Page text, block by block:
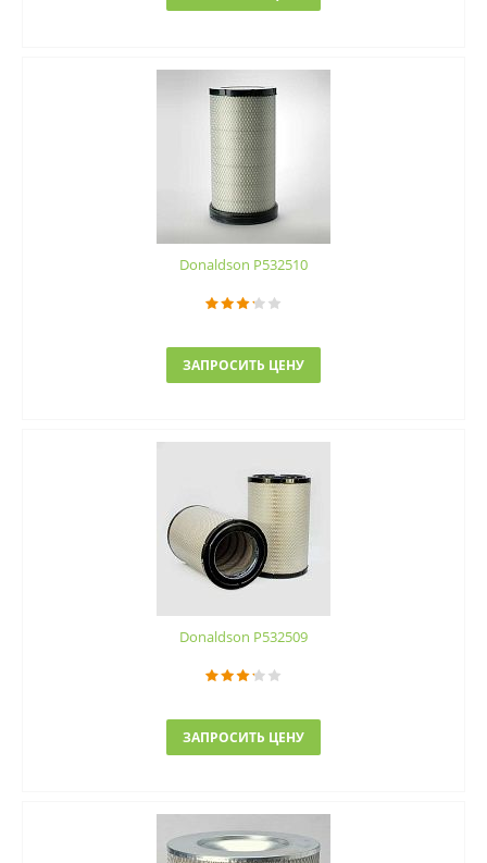
Donaldson P532510
ЗАПРОСИТЬ ЦЕНУ
Donaldson P532509
ЗАПРОСИТЬ ЦЕНУ